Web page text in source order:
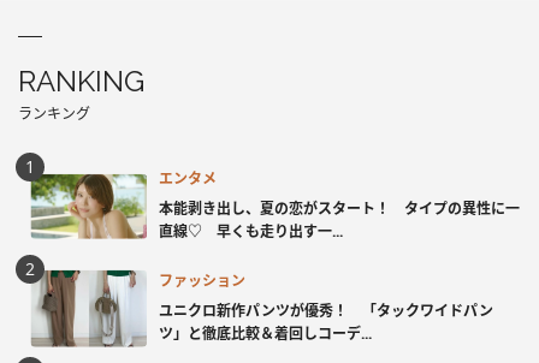
RANKING
ランキング
エンタメ
本能剥き出し、夏の恋がスタート！ タイプの異性に一
直線♡ 早くも走り出す一...
ファッション
ユニクロ新作パンツが優秀！ 「タックワイドパン
ツ」と徹底比較＆着回しコーデ...